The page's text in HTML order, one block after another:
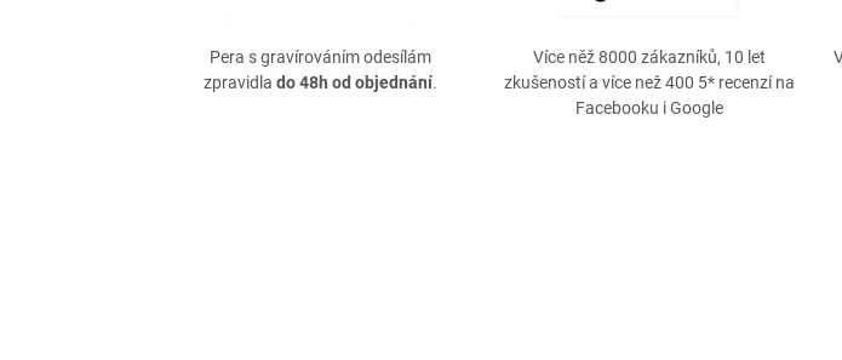
Pera s gravírováním odesílám
zpravidla do 48h od objednání.
Více něž 8000 zákazníků, 10 let
zkušeností a více než 400 5* recenzí na
Facebooku i Google